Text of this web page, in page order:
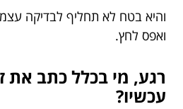
והיא בטח לא תחליף לבדיקה
ואפס לחץ.
רגע, מי בכלל כתב את
עכשיו?